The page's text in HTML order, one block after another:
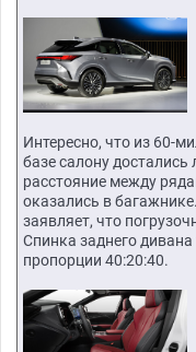
Интересно, что из 60-
базе салону
расстояние между
оказались в
заявляет, что
Спинка заднего дивана
пропорции 40:20:40.